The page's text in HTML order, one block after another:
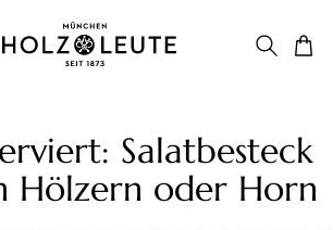
Salatbesteck
Hölzern oder Horn